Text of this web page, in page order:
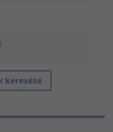
keresése